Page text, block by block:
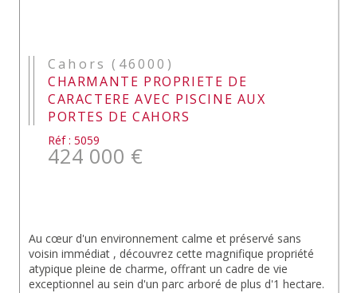
Cahors (46000)
CHARMANTE PROPRIETE DE
CARACTERE AVEC PISCINE AUX
PORTES DE CAHORS
Réf : 5059
424 000 €
Au cœur d'un environnement calme et préservé sans
voisin immédiat , découvrez cette magnifique propriété
atypique pleine de charme, offrant un cadre de vie
exceptionnel au sein d'un parc arboré de plus d'1 hectare.